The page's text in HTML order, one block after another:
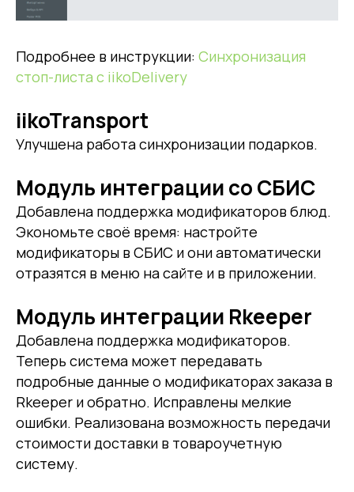
Подробнее в инструкции: Синхронизация
стоп-листа с iikoDelivery
iikoTransport
Улучшена работа синхронизации подарков.
Модуль интеграции со СБИС
Добавлена поддержка модификаторов блюд.
Экономьте своё время: настройте
модификаторы в СБИС и они автоматически
отразятся в меню на сайте и в приложении.
Модуль интеграции Rkeeper
Добавлена поддержка модификаторов.
Теперь система может передавать
подробные данные о модификаторах заказа в
Rkeeper и обратно. Исправлены мелкие
ошибки. Реализована возможность передачи
стоимости доставки в товароучетную
систему.